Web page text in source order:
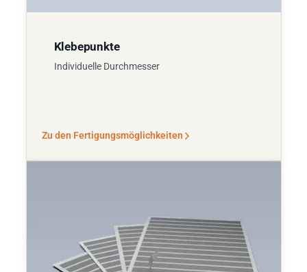
Klebepunkte
Individuelle Durchmesser
Zu den Fertigungsmöglichkeiten